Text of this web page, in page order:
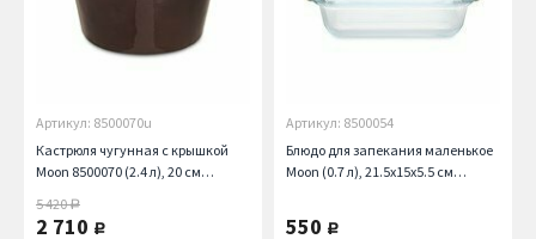
Артикул: 8500070u
Кастрюля чугунная с крышкой
Moon 8500070 (2.4 л), 20 см
5 420руб.
2 710 руб.
Артикул: 8500054
Блюдо для запекания маленькое
Moon (0.7 л), 21.5х15х5.5 см
550 руб.